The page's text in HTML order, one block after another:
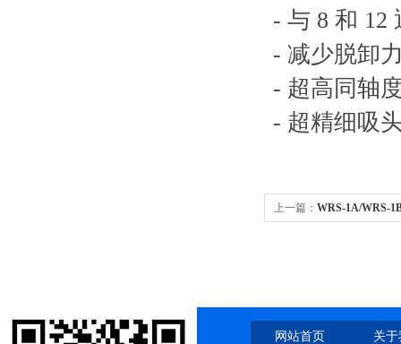
- 与 8 和 12
- 减少脱卸
- 超高同轴
- 超精细吸
上一篇： WRS-1A/WRS-
网站首页 关